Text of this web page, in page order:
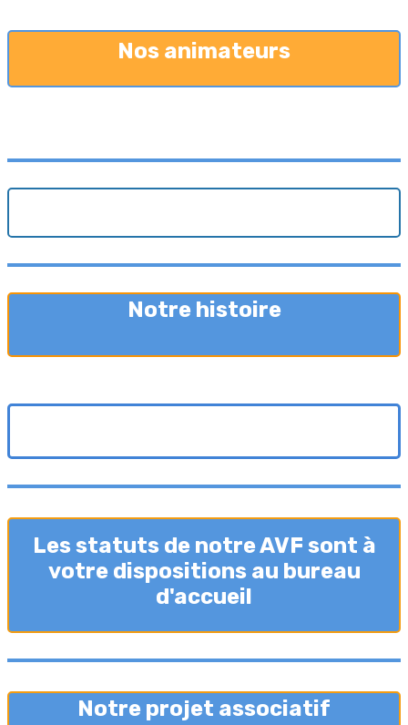
Nos animateurs
Notre histoire
Les statuts de notre AVF sont à
votre dispositions au bureau
d'accueil
Notre projet associatif